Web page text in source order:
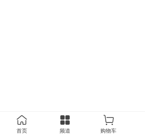
首页 频道 购物车